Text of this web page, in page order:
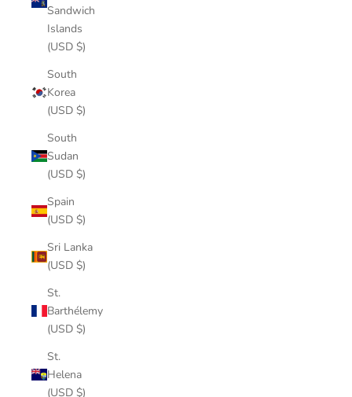
Sandwich
Islands
(USD $)
South
Korea
(USD $)
South
Sudan
(USD $)
Spain
(USD $)
Sri Lanka
(USD $)
St.
Barthélemy
(USD $)
St.
Helena
(USD $)